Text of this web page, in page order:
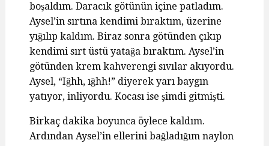
boşaldım. Daracık götünün içine patladım.
Aysel’in sırtına kendimi bıraktım, üzerine
yığılıp kaldım. Biraz sonra götünden çıkıp
kendimi sırt üstü yatağa bıraktım. Aysel’in
götünden krem kahverengi sıvılar akıyordu.
Aysel, “Iğhh, ığhh!” diyerek yarı baygın
yatıyor, inliyordu. Kocası ise şimdi gitmişti.
Birkaç dakika boyunca öylece kaldım.
Ardından Aysel’in ellerini bağladığım naylon